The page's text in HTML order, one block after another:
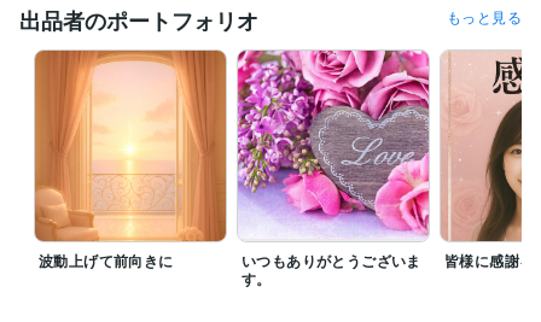
方！否定ゼロ、全部受け止めます。
秘密厳守（マイナンバー検定2級・ビジネス著作権検定初級取得）秘密保
持契約も締結済です✨
✳️その他ご質問等ございましたらお気軽にメッセージにてどうぞ
✴️私自身の経験からお話しすることも可能です。ご要望あればご遠慮な
くどうぞ
誠心誠意、愛と真心込めてココナラにてあ少しでもなたのお力になれた
ら幸いです✨❤️✨
【アプリ通話】
最近、頻難にアプリの通話状況が大変悪く非常に困っております。
急に途切れたりあまりにも聞こえが悪い際は再度かけ直し対応も致しま
す。
購入者様にご負担がない様に電話ではなく基本アプリ対応ですのでご安
出品者のポートフォリオ もっと見る
波動上げて前向きに
いつもありがとうございま
す。
皆様に感謝を